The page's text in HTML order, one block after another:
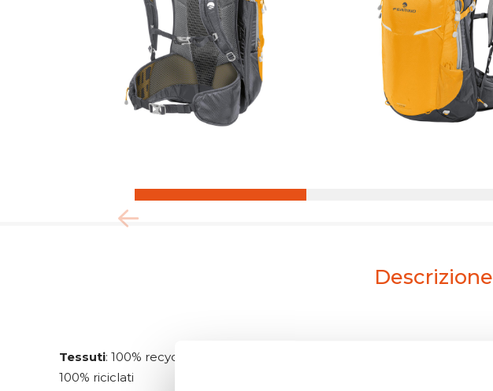
Descrizione
Tessuti: 100% recycled Diamond HD | Rain Cover e fodere interne
100% riciclati